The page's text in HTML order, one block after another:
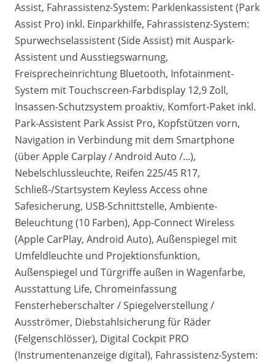
Assist, Fahrassistenz-System: Parklenkassistent (Park
Assist Pro) inkl. Einparkhilfe, Fahrassistenz-System:
Spurwechselassistent (Side Assist) mit Auspark-
Assistent und Ausstiegswarnung,
Freisprecheinrichtung Bluetooth, Infotainment-
System mit Touchscreen-Farbdisplay 12,9 Zoll,
Insassen-Schutzsystem proaktiv, Komfort-Paket inkl.
Park-Assistent Park Assist Pro, Kopfstützen vorn,
Navigation in Verbindung mit dem Smartphone
(über Apple Carplay / Android Auto /...),
Nebelschlussleuchte, Reifen 225/45 R17,
Schließ-/Startsystem Keyless Access ohne
Safesicherung, USB-Schnittstelle, Ambiente-
Beleuchtung (10 Farben), App-Connect Wireless
(Apple CarPlay, Android Auto), Außenspiegel mit
Umfeldleuchte und Projektionsfunktion,
Außenspiegel und Türgriffe außen in Wagenfarbe,
Ausstattung Life, Chromeinfassung
Fensterheberschalter / Spiegelverstellung /
Ausströmer, Diebstahlsicherung für Räder
(Felgenschlösser), Digital Cockpit PRO
(Instrumentenanzeige digital), Fahrassistenz-System: